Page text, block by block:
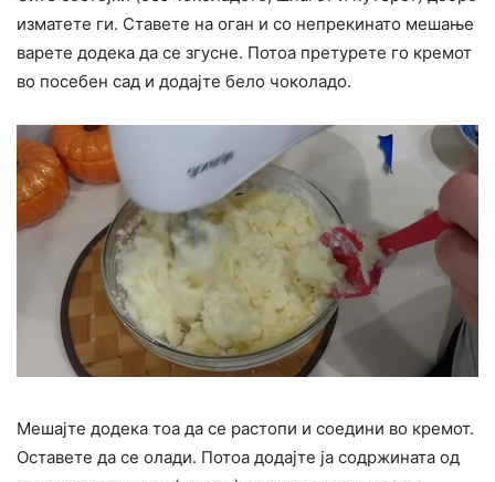
изматете ги. Ставете на оган и со непрекинато мешање
варете додека да се згусне. Потоа претурете го кремот
во посебен сад и додајте бело чоколадо.
Мешајте додека тоа да се растопи и соедини во кремот.
Оставете да се олади. Потоа додајте ја содржината од